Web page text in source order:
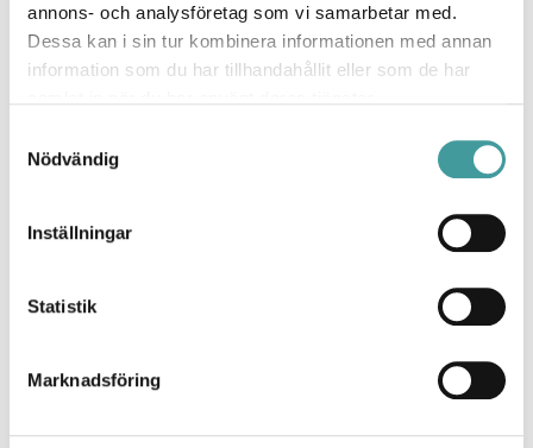
annons- och analysföretag som vi samarbetar med.
Dessa kan i sin tur kombinera informationen med annan
information som du har tillhandahållit eller som de har
Nödvändig
Inställningar
Statistik
Marknadsföring
alex.eren-orgun@cardi.se